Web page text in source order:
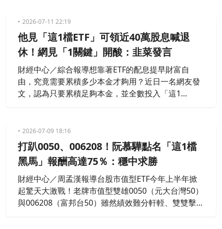
此建議投資人選擇「這2檔」，雖然獲利速度可能不
如飆股，但至少能在跌勢中睡個安穩覺。
2026-07-11 22:19
他見「這1檔ETF」可領近40萬股息喊退
休！網見「1關鍵」開酸：韭菜發言
財經中心／綜合報導想靠著ETF的配息提早財富自
由，究竟需要累積多少本金才夠用？近日一名網友發
文，認為只要累積足夠本金，並全數投入「這1
薪水，直呼40歲前真的可以考慮直接退休，不過本金
金額出爐後，隨即遭到留言區白眼、無情吐槽。
2026-07-09 18:16
打趴0050、006208！阮慕驊點名「這1檔
黑馬」報酬高達75％：穩中求勝
財經中心／周孟漢報導台股市值型ETF今年上半年掀
起驚天大激戰！老牌市值型雙雄0050（元大台灣50）
與006208（富邦台50）雖然績效難分軒輊、雙雙擊敗